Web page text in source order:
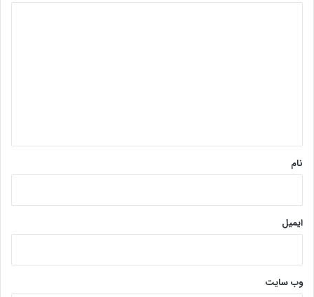
نام
ایمیل
وب‌ سایت